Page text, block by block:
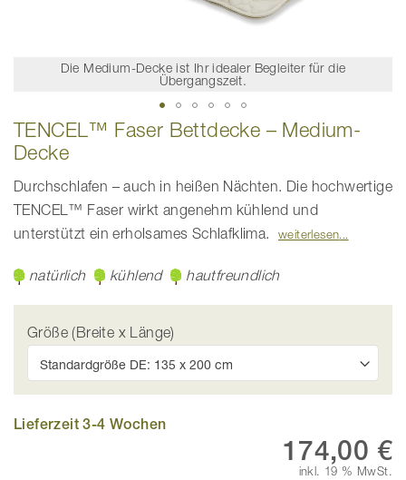
Die Medium-Decke ist Ihr idealer Begleiter für die
Übergangszeit.
Zum
Anfang
der
Bildgalerie
TENCEL™ Faser Bettdecke – Medium-
Decke
Durchschlafen – auch in heißen Nächten. Die hochwertige
TENCEL™ Faser wirkt angenehm kühlend und
unterstützt ein erholsames Schlafklima.
weiterlesen
natürlich kühlend hautfreundlich
Größe (Breite x Länge)
Lieferzeit 3-4 Wochen
174,00 €
inkl. 19 % MwSt.